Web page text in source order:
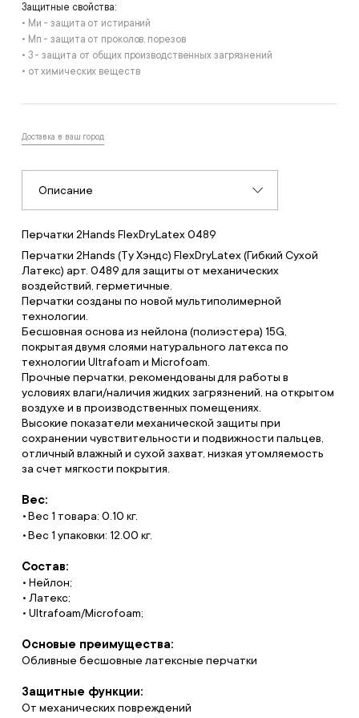
Защитные свойства:
• Ми - защита от истираний
• Мп - защита от проколов, порезов
• З - защита от общих производственных загрязнений
• от химических веществ
Доставка в ваш город
Описание
Перчатки 2Hands FlexDryLatex 0489
Перчатки 2Hands (Ту Хэндс) FlexDryLatex (Гибкий Сухой
Латекс) арт. 0489 для защиты от механических
воздействий, герметичные.
Перчатки созданы по новой мультиполимерной
технологии.
Бесшовная основа из нейлона (полиэстера) 15G,
покрытая двумя слоями натурального латекса по
технологии Ultrafoam и Microfoam.
Прочные перчатки, рекомендованы для работы в
условиях влаги/наличия жидких загрязнений, на открытом
воздухе и в производственных помещениях.
Высокие показатели механической защиты при
сохранении чувствительности и подвижности пальцев,
отличный влажный и сухой захват, низкая утомляемость
за счет мягкости покрытия.
Вес:
Вес 1 товара: 0.10 кг.
Вес 1 упаковки: 12.00 кг.
Состав:
• Нейлон;
• Латекс;
• Ultrafoam/Microfoam;
Основые преимущества:
Обливные бесшовные латексные перчатки
Защитные функции:
От механических повреждений